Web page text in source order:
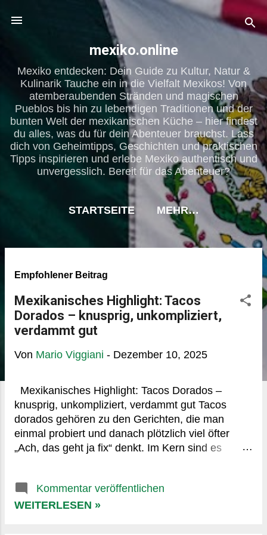
Direkt zum Hauptbereich
mexiko.online
Mexiko entdecken: Dein Guide zu Kultur, Natur &
Kulinarik Tauche ein in die Vielfalt Mexikos! Von
atemberaubenden Stränden und magischen
Pueblos bis hin zu lebendigen Traditionen und der
bunten Welt der mexikanischen Küche – hier findest
du alles, was du für dein Abenteuer brauchst. Lass
dich von Geheimtipps, Geschichten und praktischen
Tipps inspirieren und erlebe Mexiko authentisch und
unvergesslich. Bereit für das Abenteuer?
STARTSEITE MEHR…
PEmpfohlener Beitrag
Mexikanisches Highlight: Tacos
Dorados – knusprig, unkompliziert,
verdammt gut
Von Mario Viggiani - Dezember 10, 2025
Mexikanisches Highlight: Tacos Dorados –
knusprig, unkompliziert, verdammt gut Tacos
dorados gehören zu den Gerichten, die man
einmal probiert und danach plötzlich viel öfter
„Ach, das geht ja fix“ denkt. Im Kern sind es
Kompliziertes. Aber diese Einfachheit täuscht –
denn der Geschmack hat ordentlich Wumms. Was
Kommentar veröffentlichen
WEITERLESEN »